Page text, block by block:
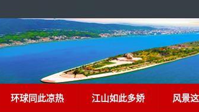
环球同此凉热 江山如此多娇 风景